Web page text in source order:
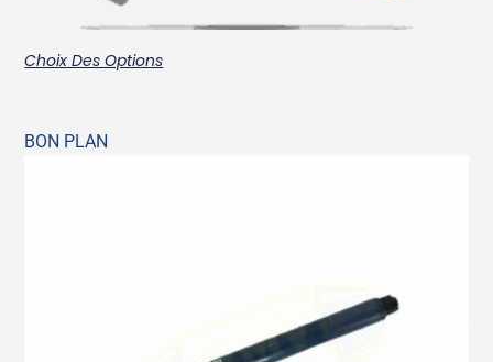
Choix Des Options
BON PLAN